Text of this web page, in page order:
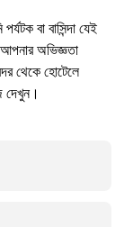
বা বাসিন্দা যেই
অভিজ্ঞতা
থেকে হোটেলে
দেখুন।